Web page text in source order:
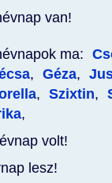
van!
ma:
, Géza,
, Szixtin,
,
volt!
lesz!